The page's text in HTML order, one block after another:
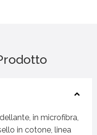
in microfibra,
in cotone, linea